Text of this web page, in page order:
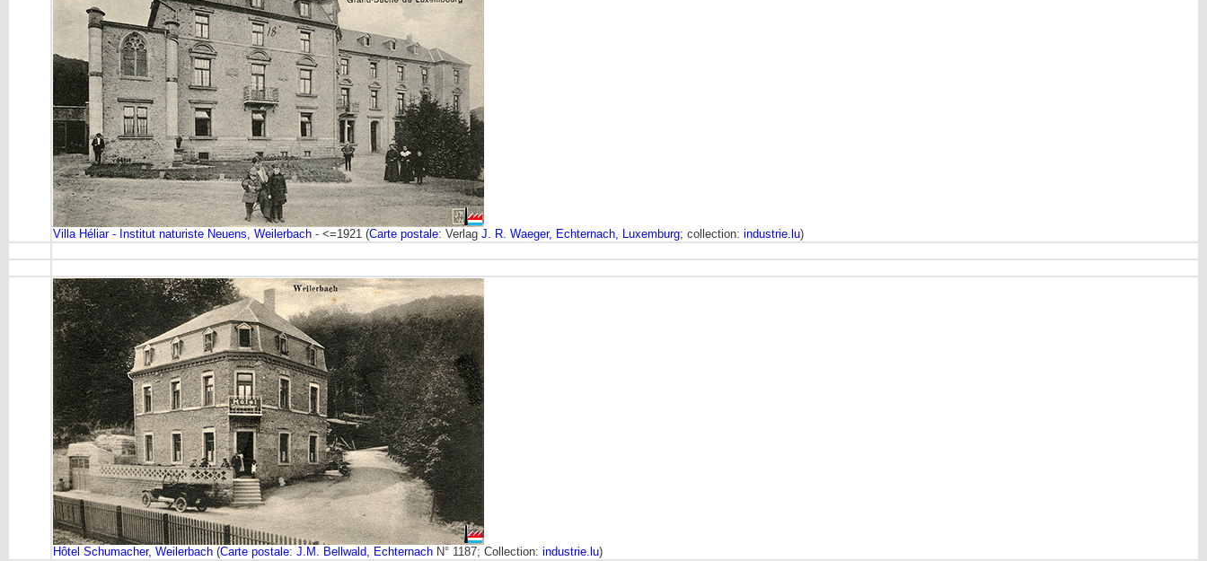
Villa Héliar - Institut naturiste Neuens, Weilerbach - <=1921 (Carte postale: Verlag J. R. Waeger, Echternach, Luxemburg; collection: industrie.lu)
Hôtel Schumacher, Weilerbach (Carte postale: J.M. Bellwald, Echternach N° 1187; Collection: industrie.lu)